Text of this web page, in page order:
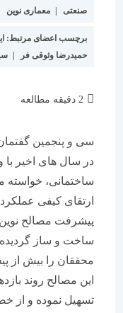
| معماری نوین | هم
برچسب اعضای مرتبط: ایرج
حمیدرضا وثوقی فر | سید
سی و پنجمین گفتمان هنر
در سال های اخیر با
ساختمانی، خواسته
ارتقای کیفی عملکرد
پیشرفت مصالح نوین،
ساخت و ساز گردیده و در
محققان را بیش از پیش
این مصالح روند بازدهی
تسهیل نموده و از